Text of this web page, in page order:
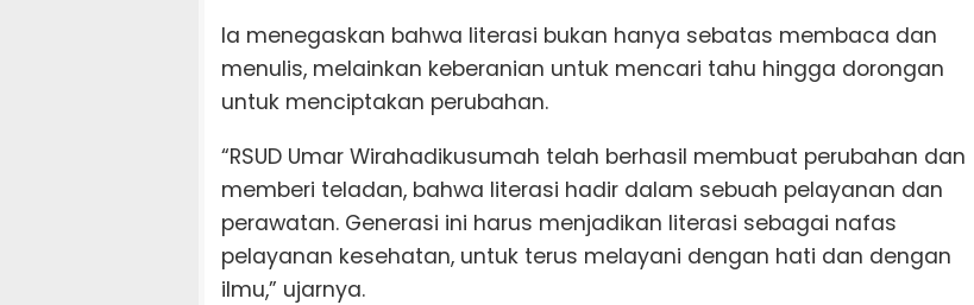
Ia menegaskan bahwa literasi bukan hanya sebatas membaca dan
menulis, melainkan keberanian untuk mencari tahu hingga dorongan
untuk menciptakan perubahan.
“RSUD Umar Wirahadikusumah telah berhasil membuat perubahan dan
memberi teladan, bahwa literasi hadir dalam sebuah pelayanan dan
perawatan. Generasi ini harus menjadikan literasi sebagai nafas
pelayanan kesehatan, untuk terus melayani dengan hati dan dengan
ilmu,” ujarnya.